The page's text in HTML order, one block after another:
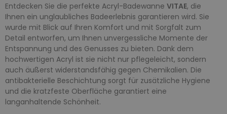
Entdecken Sie die perfekte Acryl-Badewanne VITAE, die
Ihnen ein unglaubliches Badeerlebnis garantieren wird. Sie
wurde mit Blick auf Ihren Komfort und mit Sorgfalt zum
Detail entworfen, um Ihnen unvergessliche Momente der
Entspannung und des Genusses zu bieten. Dank dem
hochwertigen Acryl ist sie nicht nur pflegeleicht, sondern
auch äußerst widerstandsfähig gegen Chemikalien. Die
antibakterielle Beschichtung sorgt für zusätzliche Hygiene
und die kratzfeste Oberfläche garantiert eine
langanhaltende Schönheit.